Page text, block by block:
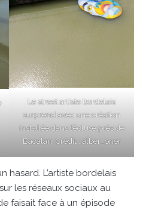
Le street artiste bordelais
surprend avec une création
installée dans l’écluse près de
Bacalan. Crédit :alber_oner
hasard. L’artiste bordelais
les réseaux sociaux au
faisait face à un épisode